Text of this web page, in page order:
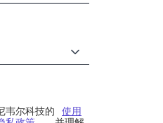
韦尔科技的 使用